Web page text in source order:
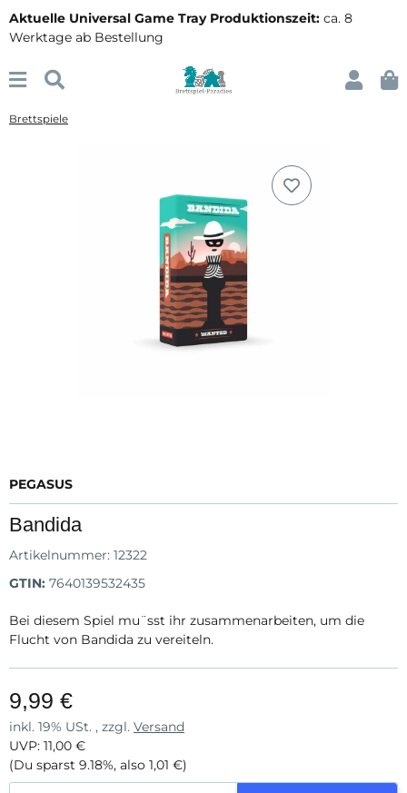
Aktuelle Universal Game Tray Produktionszeit: ca. 8
Werktage ab Bestellung
Brettspiele
PEGASUS
Bandida
Artikelnummer: 12322
GTIN: 7640139532435
Bei diesem Spiel mu¨sst ihr zusammenarbeiten, um die
Flucht von Bandida zu vereiteln.
9,99 €
inkl. 19% USt. , zzgl. Versand
UVP: 11,00 €
(Du sparst 9.18%, also 1,01 €)